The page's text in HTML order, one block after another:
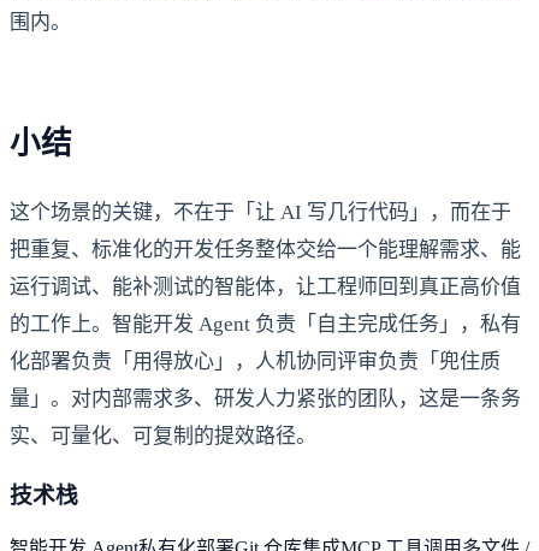
围内。
小结
这个场景的关键，不在于「让 AI 写几行代码」，而在于
把重复、标准化的开发任务整体交给一个能理解需求、能
运行调试、能补测试的智能体，让工程师回到真正高价值
的工作上。智能开发 Agent 负责「自主完成任务」，私有
化部署负责「用得放心」，人机协同评审负责「兜住质
量」。对内部需求多、研发人力紧张的团队，这是一条务
实、可量化、可复制的提效路径。
技术栈